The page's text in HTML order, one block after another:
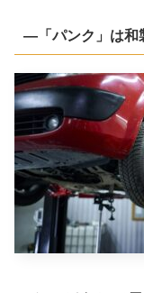
―「パンク」は和